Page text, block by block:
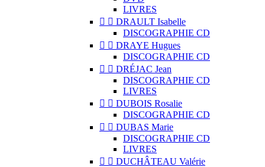
LIVRES
  DRAULT Isabelle
DISCOGRAPHIE CD
  DRAYE Hugues
DISCOGRAPHIE CD
  DRÉJAC Jean
DISCOGRAPHIE CD
LIVRES
  DUBOIS Rosalie
DISCOGRAPHIE CD
  DUBAS Marie
DISCOGRAPHIE CD
LIVRES
  DUCHÂTEAU Valérie